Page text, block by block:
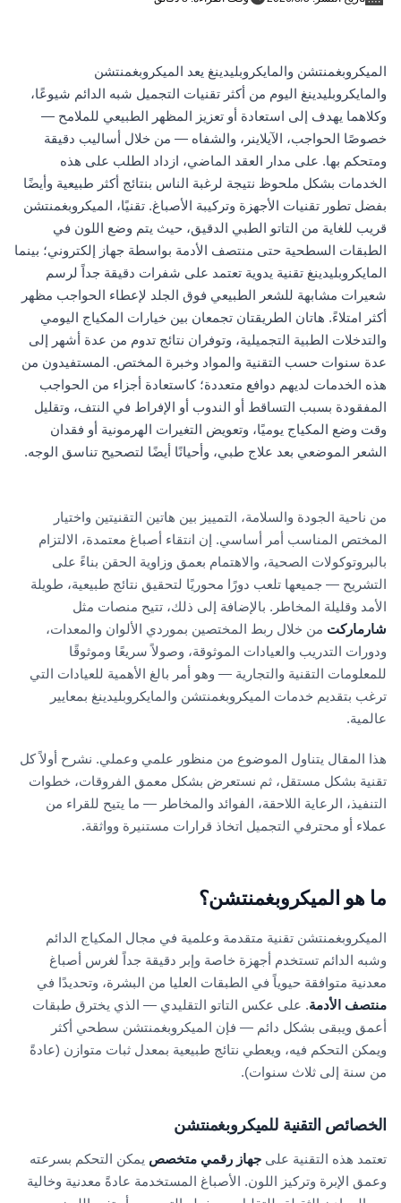
الميكروبغمنتشن والمايكروبليدينغ يعد الميكروبغمنتشن
والمايكروبليدينغ اليوم من أكثر تقنيات التجميل شبه الدائم شيوعًا،
وكلاهما يهدف إلى استعادة أو تعزيز المظهر الطبيعي للملامح —
خصوصًا الحواجب، الآيلاينر، والشفاه — من خلال أساليب دقيقة
ومتحكم بها. على مدار العقد الماضي، ازداد الطلب على هذه
الخدمات بشكل ملحوظ نتيجة لرغبة الناس بنتائج أكثر طبيعية وأيضًا
بفضل تطور تقنيات الأجهزة وتركيبة الأصباغ. تقنيًا، الميكروبغمنتشن
قريب للغاية من التاتو الطبي الدقيق، حيث يتم وضع اللون في
الطبقات السطحية حتى منتصف الأدمة بواسطة جهاز إلكتروني؛ بينما
المايكروبليدينغ تقنية يدوية تعتمد على شفرات دقيقة جداً لرسم
شعيرات مشابهة للشعر الطبيعي فوق الجلد لإعطاء الحواجب مظهر
أكثر امتلاءً. هاتان الطريقتان تجمعان بين خيارات المكياج اليومي
والتدخلات الطبية التجميلية، وتوفران نتائج تدوم من عدة أشهر إلى
عدة سنوات حسب التقنية والمواد وخبرة المختص. المستفيدون من
هذه الخدمات لديهم دوافع متعددة؛ كاستعادة أجزاء من الحواجب
المفقودة بسبب التساقط أو الندوب أو الإفراط في النتف، وتقليل
وقت وضع المكياج يوميًا، وتعويض التغيرات الهرمونية أو فقدان
الشعر الموضعي بعد علاج طبي، وأحيانًا أيضًا لتصحيح تناسق الوجه.
من ناحية الجودة والسلامة، التمييز بين هاتين التقنيتين واختيار
المختص المناسب أمر أساسي. إن انتقاء أصباغ معتمدة، الالتزام
بالبروتوكولات الصحية، والاهتمام بعمق وزاوية الحقن بناءً على
التشريح — جميعها تلعب دورًا محوريًا لتحقيق نتائج طبيعية، طويلة
الأمد وقليلة المخاطر. بالإضافة إلى ذلك، تتيح منصات مثل
شارماركت من خلال ربط المختصين بموردي الألوان والمعدات،
ودورات التدريب والعيادات الموثوقة، وصولاً سريعًا وموثوقًا
للمعلومات التقنية والتجارية — وهو أمر بالغ الأهمية للعيادات التي
ترغب بتقديم خدمات الميكروبغمنتشن والمايكروبليدينغ بمعايير
عالمية.
هذا المقال يتناول الموضوع من منظور علمي وعملي. نشرح أولاً كل
تقنية بشكل مستقل، ثم نستعرض بشكل معمق الفروقات، خطوات
التنفيذ، الرعاية اللاحقة، الفوائد والمخاطر — ما يتيح للقراء من
عملاء أو محترفي التجميل اتخاذ قرارات مستنيرة وواثقة.
ما هو الميكروبغمنتشن؟
الميكروبغمنتشن تقنية متقدمة وعلمية في مجال المكياج الدائم
وشبه الدائم تستخدم أجهزة خاصة وإبر دقيقة جداً لغرس أصباغ
معدنية متوافقة حيوياً في الطبقات العليا من البشرة، وتحديدًا في
منتصف الأدمة. على عكس التاتو التقليدي — الذي يخترق طبقات
أعمق ويبقى بشكل دائم — فإن الميكروبغمنتشن سطحي أكثر
ويمكن التحكم فيه، ويعطي نتائج طبيعية بمعدل ثبات متوازن (عادةً
من سنة إلى ثلاث سنوات).
الخصائص التقنية للميكروبغمنتشن
تعتمد هذه التقنية على جهاز رقمي متخصص يمكن التحكم بسرعته
وعمق الإبرة وتركيز اللون. الأصباغ المستخدمة عادةً معدنية وخالية